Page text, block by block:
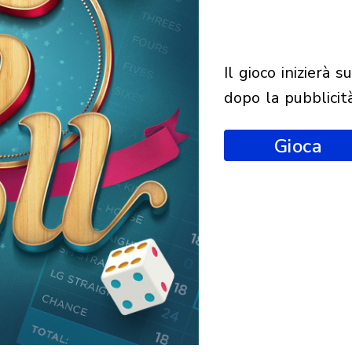
il gioco inizierà subito
dopo la
Gioca